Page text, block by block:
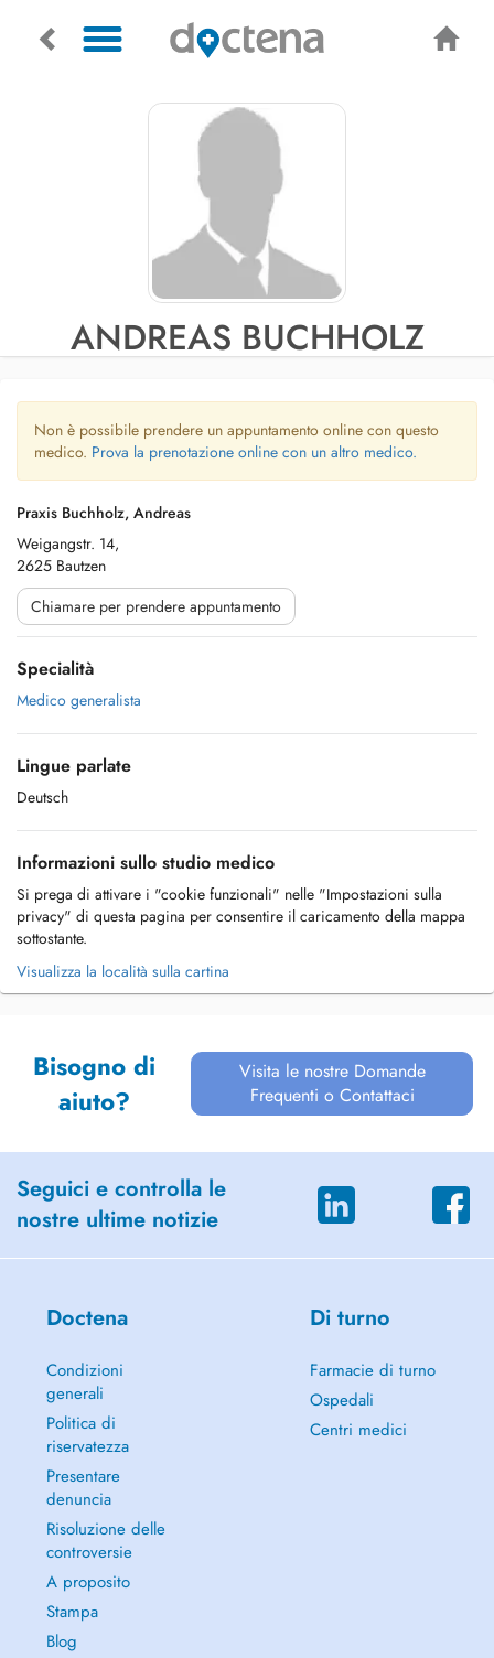
ANDREAS BUCHHOLZ
Non è possibile prendere un appuntamento online con questo
medico. Prova la prenotazione online con un altro medico.
Praxis Buchholz, Andreas
Weigangstr. 14,
2625 Bautzen
Chiamare per prendere appuntamento
Specialità
Medico generalista
Lingue parlate
Deutsch
Informazioni sullo studio medico
Si prega di attivare i "cookie funzionali" nelle "Impostazioni sulla
privacy" di questa pagina per consentire il caricamento della mappa
sottostante.
Visualizza la località sulla cartina
Bisogno di
aiuto?
Visita le nostre Domande
Frequenti o Contattaci
Seguici e controlla le
nostre ultime notizie
Doctena
Condizioni
generali
Politica di
riservatezza
Presentare
denuncia
Risoluzione delle
controversie
A proposito
Stampa
Blog
Di turno
Farmacie di turno
Ospedali
Centri medici